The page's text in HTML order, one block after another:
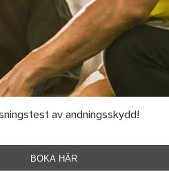
av andningsskydd!
BOKA HÄR